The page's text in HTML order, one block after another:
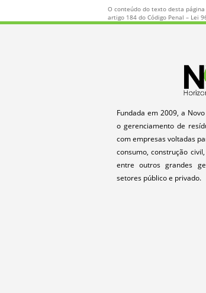
O conteúdo do texto desta
artigo 184 do Código Penal – Lei
Fundada em 2009, a
o gerenciamento de
com empresas voltadas
consumo, construção
entre outros grandes
setores público e privado.